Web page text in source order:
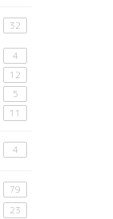
32
4
12
5
11
4
79
23